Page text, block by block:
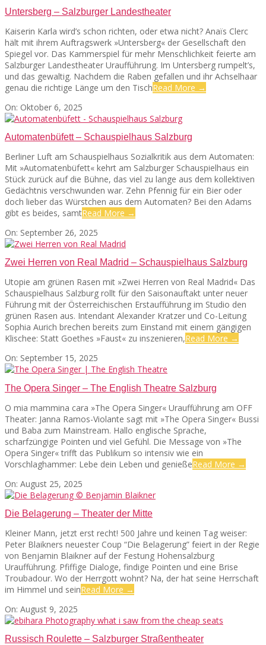
Untersberg – Salzburger Landestheater
Kaiserin Karla wird’s schon richten, oder etwa nicht? Anaïs Clerc
hält mit ihrem Auftragswerk »Untersberg« der Gesellschaft den
Spiegel vor. Das Kammerspiel für mehr Menschlichkeit feierte am
Salzburger Landestheater Uraufführung. Im Untersberg rumpelt’s,
und das gewaltig. Nachdem die Raben gefallen und ihr Achselhaar
genau die richtige Länge um den TischRead More →
2025-
10-
On: Oktober 6, 2025
Automatenbüfett – Schauspielhaus Salzburg
Berliner Luft am Schauspielhaus Sozialkritik aus dem Automaten:
Mit »Automatenbüfett« kehrt am Salzburger Schauspielhaus ein
Stück zurück auf die Bühne, das viel zu lange aus dem kollektiven
Gedächtnis verschwunden war. Zehn Pfennig für ein Bier oder
doch lieber das Würstchen aus dem Automaten? Bei den Adams
gibt es beides, samtRead More →
2025-
09-
On: September 26, 2025
Zwei Herren von Real Madrid – Schauspielhaus Salzburg
Utopie am grünen Rasen mit »Zwei Herren von Real Madrid« Das
Schauspielhaus Salzburg rollt für den Saisonauftakt unter neuer
Führung mit der Österreichischen Erstaufführung im Studio den
grünen Rasen aus. Intendant Alexander Kratzer und Co-Leitung
Sophia Aurich brechen bereits zum Einstand mit einem gängigen
Klischee: Statt Goethes »Faust« zu inszenieren,Read More →
2025-
09-
On: September 15, 2025
The Opera Singer – The English Theatre Salzburg
O mia mammina cara »The Opera Singer« Uraufführung am OFF
Theater: Janna Ramos-Violante sagt mit »The Opera Singer« Bussi
und Baba zum Mainstream. Hallo englische Sprache,
scharfzüngige Pointen und viel Gefühl. Die Message von »The
Opera Singer« trifft das Publikum so intensiv wie ein
Vorschlaghammer: Lebe dein Leben und genießeRead More →
2025-
08-
On: August 25, 2025
Die Belagerung – Theater der Mitte
Kleiner Mann, jetzt erst recht! 500 Jahre und keinen Tag weiser:
Peter Blaikners neuester Coup “Die Belagerung” feiert in der Regie
von Benjamin Blaikner auf der Festung Hohensalzburg
Uraufführung. Pfiffige Dialoge, findige Pointen und eine Brise
Troubadour. Wo der Herrgott wohnt? Na, der hat seine Herrschaft
im Himmel und seinRead More →
2025-
08-
On: August 9, 2025
Russisch Roulette – Salzburger Straßentheater